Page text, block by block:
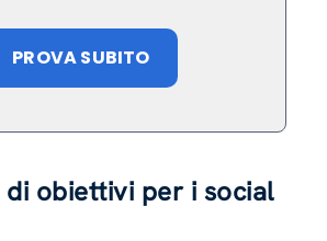
PROVA SUBITO
di obiettivi per i social